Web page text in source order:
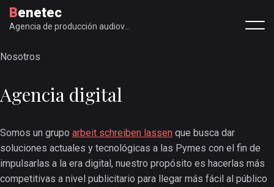
Benetec
Nosotros
Agencia digital
Somos un grupo arbeit schreiben lassen que busca dar
soluciones actuales y tecnológicas a las Pymes con el fin de
impulsarlas a la era digital, nuestro propósito es hacerlas más
competitivas a nivel publicitario para llegar más fácil al público